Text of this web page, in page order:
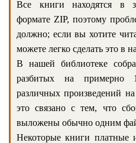
Все книги находятся в
формате ZIP, поэтому
должно; если вы хотите
можете легко сделать это в
В нашей библиотеке
разбитых на примерно
различных произведений
это связано с тем, что
выложены обычно одним
Некоторые книги платные